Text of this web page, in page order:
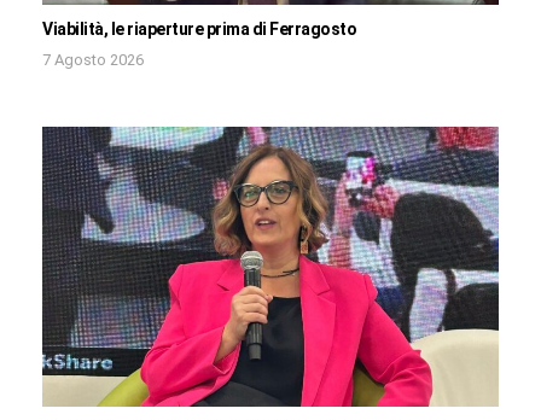
Viabilità, le riaperture prima di Ferragosto
7 Agosto 2026